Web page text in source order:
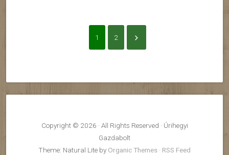
1 2
Copyright © 2026 · All Rights Reserved · Úrihegyi
Gazdabolt
Theme: Natural Lite by Organic Themes · RSS Feed